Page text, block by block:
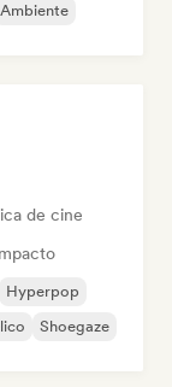
Ambiente
de cine
Hyperpop
Shoegaze